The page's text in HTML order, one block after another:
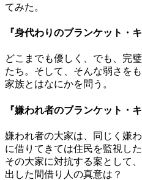
てみた。
『身代わりのブランケット・キ
どこまでも優しく、でも、完
たち。そして、そんな弱さを
家族とはなにかを問う。
『嫌われ者のブランケット・キ
嫌われ者の大家は、同じく嫌
に借りてきては住民を監視した
その大家に対抗する案として
出した間借り人の真意は？